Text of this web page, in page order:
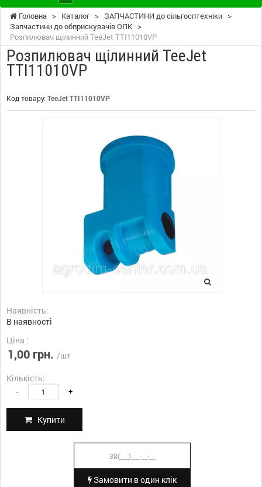
Головна > Каталог > ЗАПЧАСТИНИ до сільгосптехніки >
Запчастини до обприскувачів ОПК >
Розпилювач щілинний TeeJet TTI11010VP
Розпилювач щілинний TeeJet
TTI11010VP
Код товару: TeeJet TTI11010VP
Наявність:
В наявності
Ціна :
1,00 грн. /шт
Кількість:
- +
Купити
Замовити в один клік